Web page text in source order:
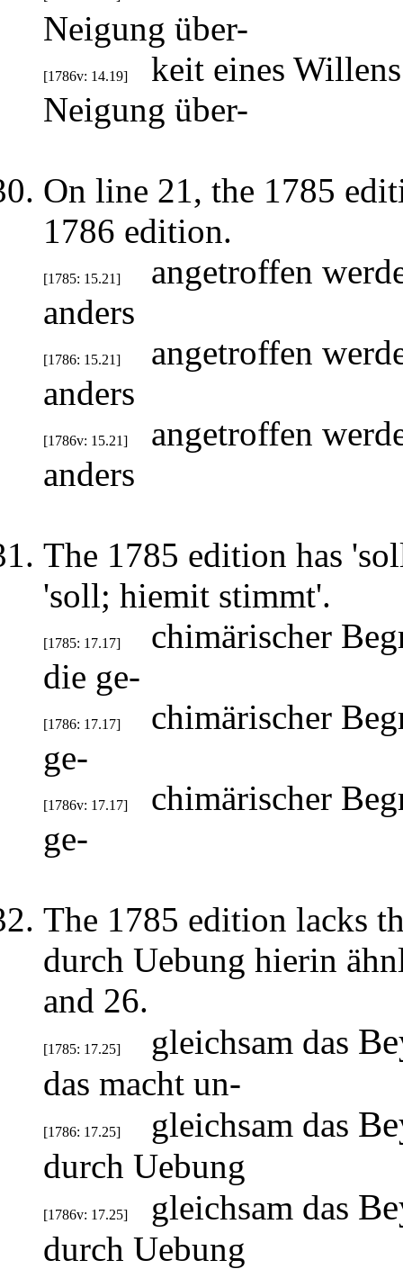
Neigung über-
[1786v: 14.19]
keit eines
Neigung über-
On line 21, the 1785
1786 edition.
[1785: 15.21]
angetroffen
anders
[1786: 15.21]
angetroffen
anders
[1786v: 15.21]
angetroffen
anders
The 1785 edition has
'soll; hiemit stimmt'.
[1785: 17.17]
chimärischer
die ge-
[1786: 17.17]
chimärischer
ge-
[1786v: 17.17]
chimärischer
ge-
The 1785 edition lacks
durch Uebung hierin
and 26.
[1785: 17.25] gleichsam das
das macht un-
[1786: 17.25] gleichsam das
durch Uebung
[1786v: 17.25] gleichsam das
durch Uebung